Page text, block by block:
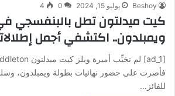
Beshoy يوليو 15, 2024 0
4
كيت ميدلتون تطل بالبنفسجي
ويمبلدون.. اكتشفي أجمل
فأصرت على حضور نهائيات بطولة ويمبلدون،
للفائز…